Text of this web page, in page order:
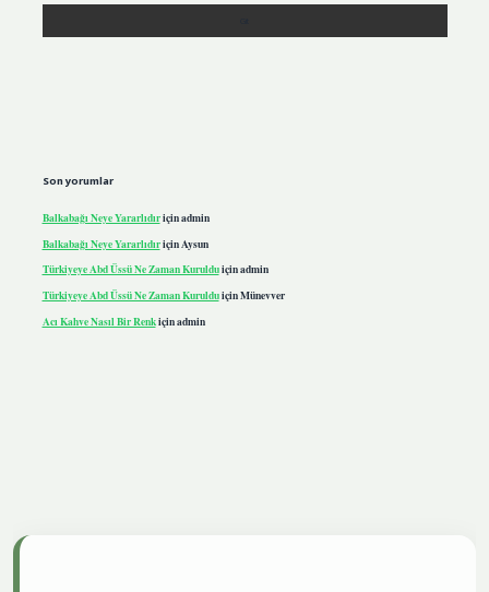
Son yorumlar
Balkabağı Neye Yararlıdıriçinadmin
Balkabağı Neye Yararlıdıriçin Aysun
Türkiyeye Abd Üssü Ne Zaman Kurulduiçinadmin
Türkiyeye Abd Üssü Ne Zaman KurulduiçinMünevver
Acı Kahve Nasıl Bir Renkiçinadmin